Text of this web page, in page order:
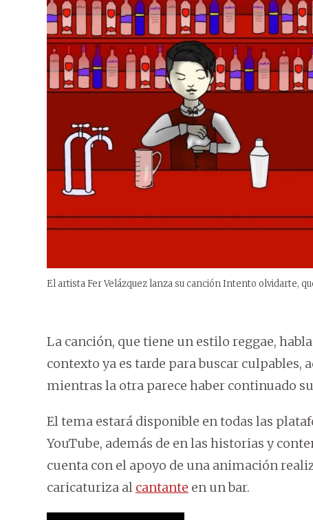
El artista Fer Velázquez lanza su canción Intento olvidarte,
La canción, que tiene un estilo reggae,
contexto ya es tarde para buscar culpables,
mientras la otra parece haber continuado
El tema estará disponible en todas las
YouTube, además de en las historias y
cuenta con el apoyo de una animación
caricaturiza al cantante en un bar.